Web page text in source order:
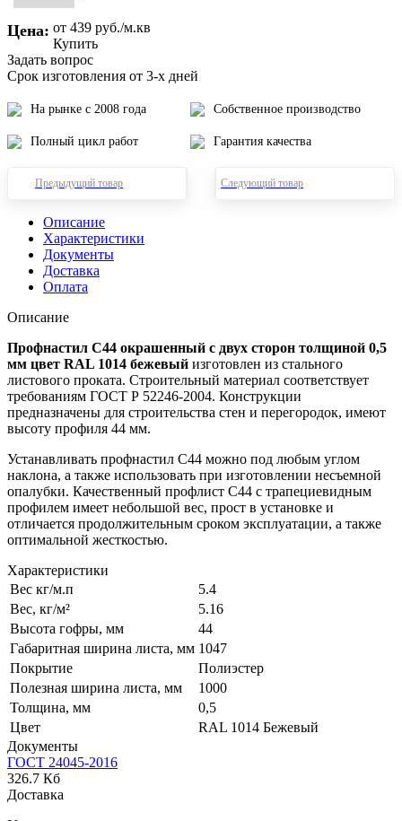
Цена: от 439 руб./м.кв
Купить
Задать вопрос
Срок изготовления от 3-х дней
На рынке с 2008 года Собственное производство
Полный цикл работ Гарантия качества
Предыдущий товар Следующий товар
Описание
Характеристики
Документы
Доставка
Оплата
Описание
Профнастил С44 окрашенный с двух сторон толщиной 0,5
мм цвет RAL 1014 бежевый изготовлен из стального
листового проката. Строительный материал соответствует
требованиям ГОСТ Р 52246-2004. Конструкции
предназначены для строительства стен и перегородок, имеют
высоту профиля 44 мм.
Устанавливать профнастил С44 можно под любым углом
наклона, а также использовать при изготовлении несъемной
опалубки. Качественный профлист С44 с трапециевидным
профилем имеет небольшой вес, прост в установке и
отличается продолжительным сроком эксплуатации, а также
оптимальной жесткостью.
Характеристики
Вес кг/м.п
5.4
Вес, кг/м²
5.16
Высота гофры, мм
44
Габаритная ширина листа, мм 1047
Покрытие
Полиэстер
Полезная ширина листа, мм
1000
Толщина, мм
0,5
Цвет
RAL 1014 Бежевый
Документы
ГОСТ 24045-2016
326.7 Кб
Доставка